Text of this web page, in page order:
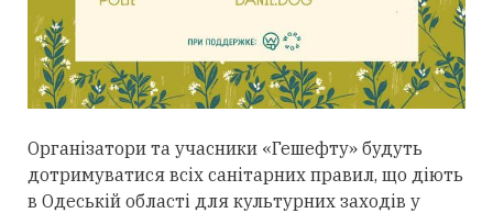
Організатори та учасники «Гешефту» будуть
дотримуватися всіх санітарних правил, що діють
в Одеській області для культурних заходів у